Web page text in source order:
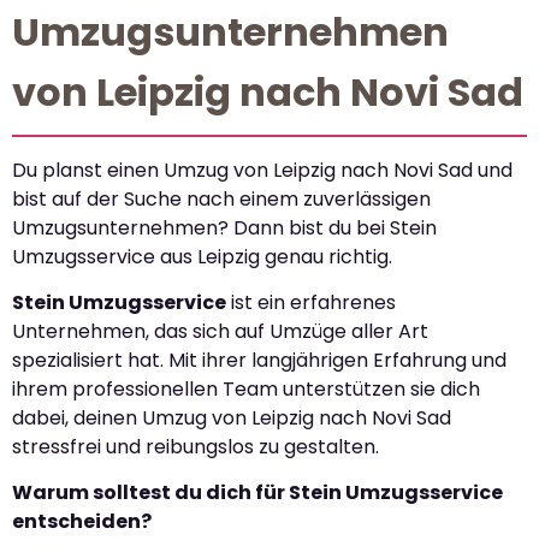
Umzugsunternehmen
von Leipzig nach Novi Sad
Du planst einen Umzug von Leipzig nach Novi Sad und
bist auf der Suche nach einem zuverlässigen
Umzugsunternehmen? Dann bist du bei Stein
Umzugsservice aus Leipzig genau richtig.
Stein Umzugsserviceist ein erfahrenes
Unternehmen, das sich auf Umzüge aller Art
spezialisiert hat. Mit ihrer langjährigen Erfahrung und
ihrem professionellen Team unterstützen sie dich
dabei, deinen Umzug von Leipzig nach Novi Sad
stressfrei und reibungslos zu gestalten.
Warum solltest du dich für Stein Umzugsservice
entscheiden?